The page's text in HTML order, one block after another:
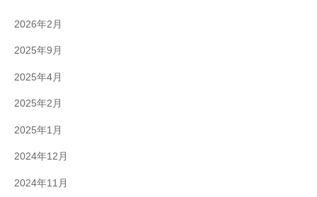
2026年2月
2025年9月
2025年4月
2025年2月
2025年1月
2024年12月
2024年11月